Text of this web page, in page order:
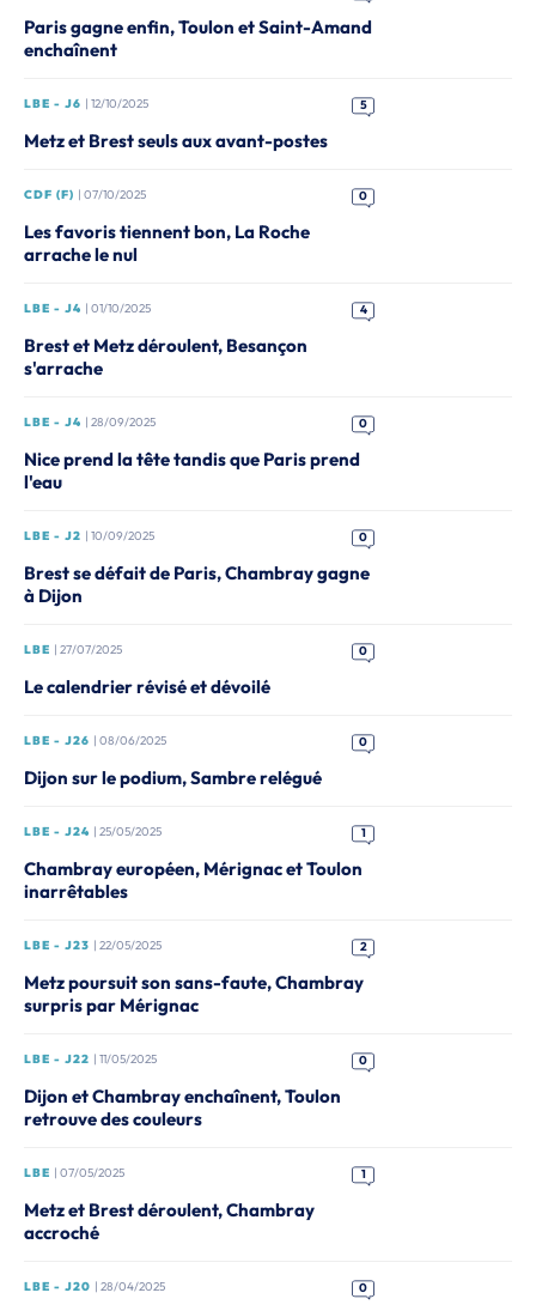
Paris gagne enfin, Toulon et Saint-Amand
enchaînent
LBE - J6 | 12/10/2025 5
Metz et Brest seuls aux avant-postes
CDF (F) | 07/10/2025 0
Les favoris tiennent bon, La Roche
arrache le nul
LBE - J4 | 01/10/2025 4
Brest et Metz déroulent, Besançon
s'arrache
LBE - J4 | 28/09/2025 0
Nice prend la tête tandis que Paris prend
l'eau
LBE - J2 | 10/09/2025 0
Brest se défait de Paris, Chambray gagne
à Dijon
LBE | 27/07/2025 0
Le calendrier révisé et dévoilé
LBE - J26 | 08/06/2025 0
Dijon sur le podium, Sambre relégué
LBE - J24 | 25/05/2025 1
Chambray européen, Mérignac et Toulon
inarrêtables
LBE - J23 | 22/05/2025 2
Metz poursuit son sans-faute, Chambray
surpris par Mérignac
LBE - J22 | 11/05/2025 0
Dijon et Chambray enchaînent, Toulon
retrouve des couleurs
LBE | 07/05/2025 1
Metz et Brest déroulent, Chambray
accroché
LBE - J20 | 28/04/2025 0